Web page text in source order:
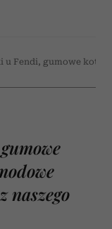
u Fendi, gumowe koty
naszego